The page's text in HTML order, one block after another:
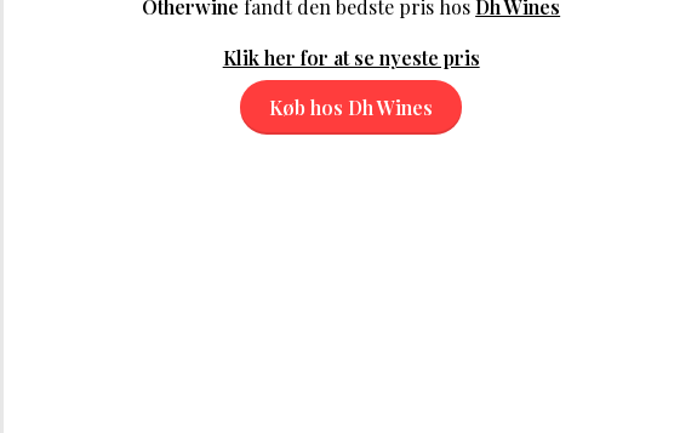
Otherwine fandt den bedste pris hos Dh Wines
Klik her for at se nyeste pris
Køb hos Dh Wines